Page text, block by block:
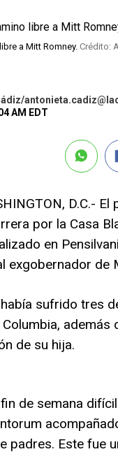
a Mitt Romney. Crédito:
AM EDT
D.C.-
por la Casa
en
exgobernador de
sufrido tres
de su hija.
de semana
padres. Este fue